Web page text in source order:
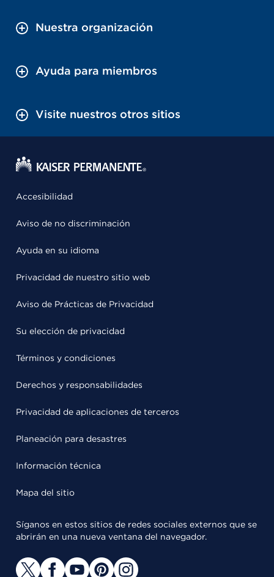
Nuestra organización
Ayuda para miembros
Visite nuestros otros sitios
Accesibilidad
Aviso de no discriminación
Ayuda en su idioma
Privacidad de nuestro sitio web
Aviso de Prácticas de Privacidad
Su elección de privacidad
Términos y condiciones
Derechos y responsabilidades
Privacidad de aplicaciones de terceros
Planeación para desastres
Información técnica
Mapa del sitio
Síganos en estos sitios de redes sociales externos que se
abrirán en una nueva ventana del navegador.